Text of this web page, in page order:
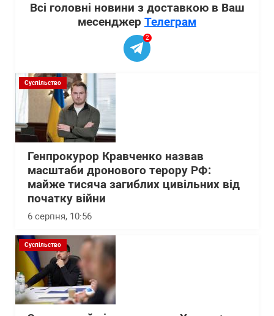
Всі головні новини з доставкою в Ваш
месенджер Телеграм
2
Суспільство
Генпрокурор Кравченко назвав
масштаби дронового терору РФ:
майже тисяча загиблих цивільних від
початку війни
6 серпня, 10:56
Суспільство